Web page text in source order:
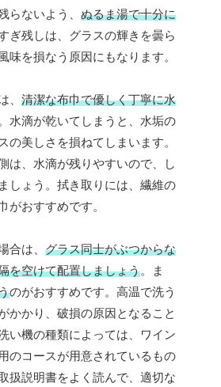
らないよう、 ぬるま湯で十分に
ぎ残しは、グラスの輝きを曇ら
味を損なう原因にもなります。
、 清潔な布巾で優しく丁寧に水
。水滴が乾いてしまうと、水垢の
の美しさを損ねてしまいます。
は、水滴が残りやすいので、し
しょう。拭き取りには、繊維の
がおすすめです。
合は、 グラス同士がぶつからな
を空けて配置しましょう。ま
のがおすすめです。高温で洗う
かかり、破損の原因となること
い機の種類によっては、ワイン
のコースが用意されているもの
扱説明書をよく読んで、適切な